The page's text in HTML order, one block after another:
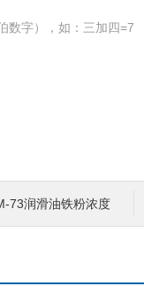
数字），如：三加四=7
73润滑油铁粉浓度